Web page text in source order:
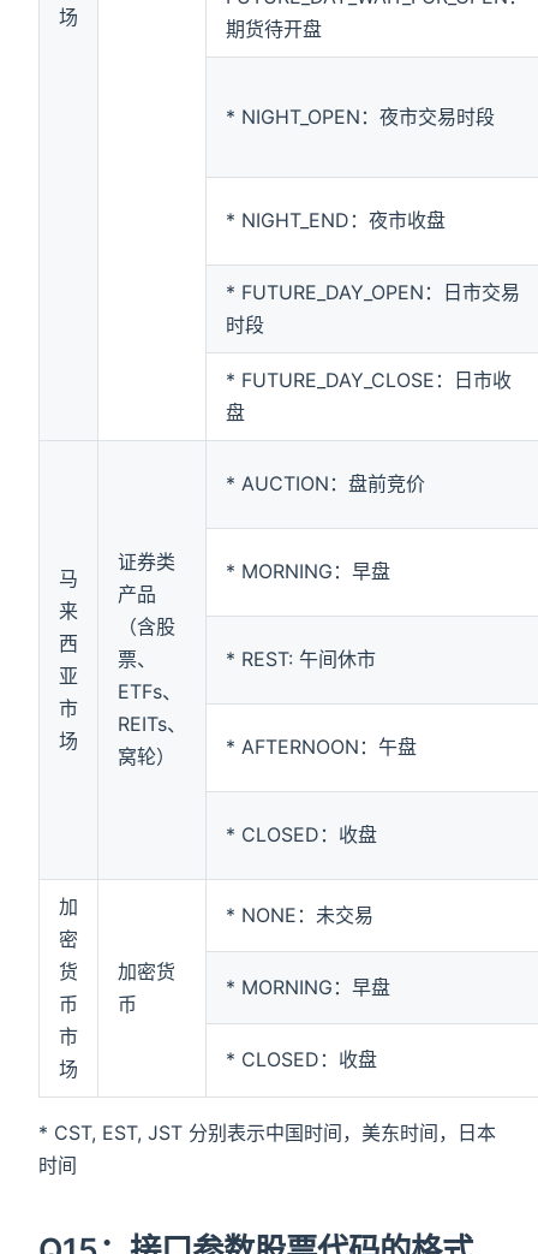
场
期货待开盘
* NIGHT_OPEN：夜市交易时段
* NIGHT_END：夜市收盘
* FUTURE_DAY_OPEN：日市交易
时段
* FUTURE_DAY_CLOSE：日市收
盘
马
来
西
亚
市
场
证券类
产品
（含股
票、
ETFs、
REITs、
窝轮）
* AUCTION：盘前竞价
* MORNING：早盘
* REST: 午间休市
* AFTERNOON：午盘
* CLOSED：收盘
加
密
货
币
市
场
加密货
币
* NONE：未交易
* MORNING：早盘
* CLOSED：收盘
* CST, EST, JST 分别表示中国时间，美东时间，日本
时间